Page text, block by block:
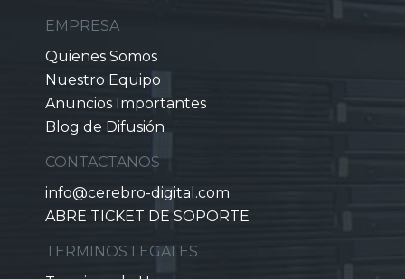
EMPRESA
Quienes Somos
Nuestro Equipo
Anuncios Importantes
Blog de Difusión
CONTACTANOS
info@cerebro-digital.com
ABRE TICKET DE SOPORTE
TERMINOS LEGALES